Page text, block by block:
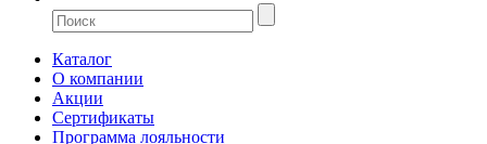
Каталог
О компании
Акции
Сертификаты
Программа лояльности